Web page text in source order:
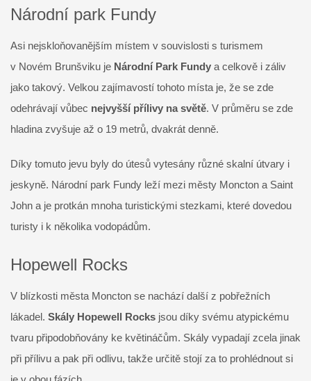
Národní park Fundy
Asi nejskloňovanějším místem v souvislosti s turismem
v Novém Brunšviku je Národní Park Fundy a celkově i záliv
jako takový. Velkou zajímavostí tohoto místa je, že se zde
odehrávají vůbec nejvyšší přílivy na světě. V průměru se zde
hladina zvyšuje až o 19 metrů, dvakrát denně.
Díky tomuto jevu byly do útesů vytesány různé skalní útvary i
jeskyně. Národní park Fundy leží mezi městy Moncton a Saint
John a je protkán mnoha turistickými stezkami, které dovedou
turisty i k několika vodopádům.
Hopewell Rocks
V blízkosti města Moncton se nachází další z pobřežních
lákadel. Skály Hopewell Rocks jsou díky svému atypickému
tvaru připodobňovány ke květináčům. Skály vypadají zcela jinak
při přílivu a pak při odlivu, takže určitě stojí za to prohlédnout si